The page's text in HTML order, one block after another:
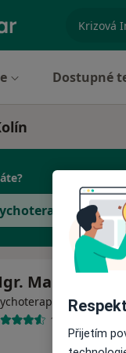
Dostupné
Martin
Psycholog
12 názorů
Přijetím